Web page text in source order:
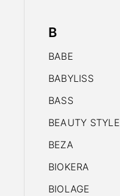
B
BABE
BABYLISS
BASS
BEAUTY STYLE
BEZA
BIOKERA
BIOLAGE